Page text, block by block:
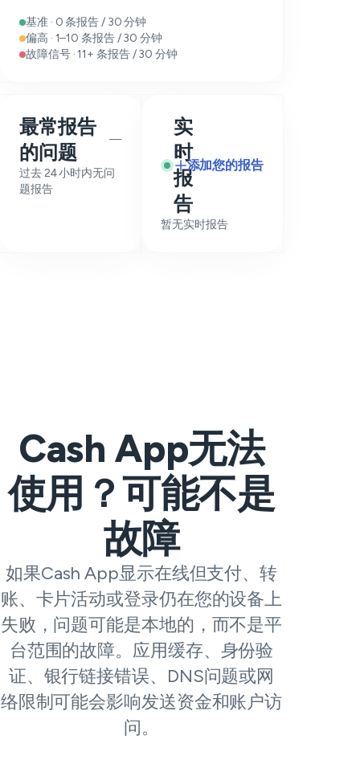
基准 · 0 条报告 / 30 分钟
偏高 · 1–10 条报告 / 30 分钟
故障信号 · 11+ 条报告 / 30 分钟
最常报告
的问题
—
过去 24 小时内无问
题报告
实
时
报
告
添加您的报告
暂无实时报告
Cash App无法
使用？可能不是
故障
如果Cash App显示在线但支付、转
账、卡片活动或登录仍在您的设备上
失败，问题可能是本地的，而不是平
台范围的故障。应用缓存、身份验
证、银行链接错误、DNS问题或网
络限制可能会影响发送资金和账户访
问。